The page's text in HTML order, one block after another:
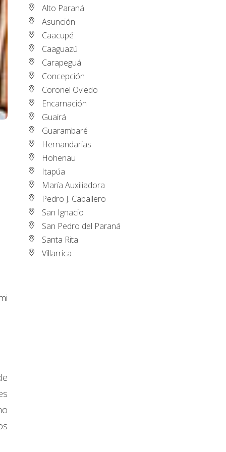
Alto Paraná
Asunción
Caacupé
Caaguazú
Carapeguá
Concepción
Coronel Oviedo
Encarnación
Guairá
Guarambaré
Hernandarias
Hohenau
Itapúa
María Auxiliadora
Pedro J. Caballero
San Ignacio
San Pedro del Paraná
Santa Rita
Villarrica